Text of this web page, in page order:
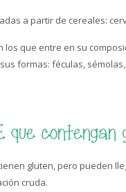
a partir de cereales:
que entre en su
formas: féculas,
que contengan
gluten, pero pueden
cruda.